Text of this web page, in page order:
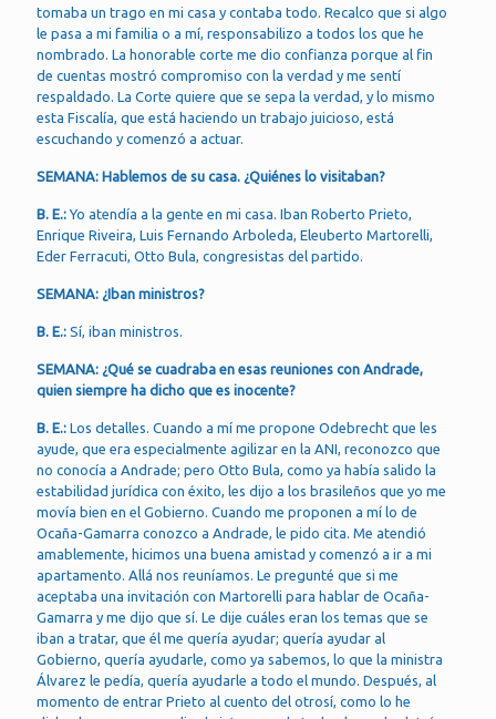
tomaba un trago en mi casa y contaba todo. Recalco que si algo
le pasa a mi familia o a mí, responsabilizo a todos los que he
nombrado. La honorable corte me dio confianza porque al fin
de cuentas mostró compromiso con la verdad y me sentí
respaldado. La Corte quiere que se sepa la verdad, y lo mismo
esta Fiscalía, que está haciendo un trabajo juicioso, está
escuchando y comenzó a actuar.
SEMANA: Hablemos de su casa. ¿Quiénes lo visitaban?
B. E.:Yo atendía a la gente en mi casa. Iban Roberto Prieto,
Enrique Riveira, Luis Fernando Arboleda, Eleuberto Martorelli,
Eder Ferracuti, Otto Bula, congresistas del partido.
SEMANA: ¿Iban ministros?
B. E.: Sí, iban ministros.
SEMANA: ¿Qué se cuadraba en esas reuniones con Andrade,
quien siempre ha dicho que es inocente?
B. E.: Los detalles. Cuando a mí me propone Odebrecht que les
ayude, que era especialmente agilizar en la ANI, reconozco que
no conocía a Andrade; pero Otto Bula, como ya había salido la
estabilidad jurídica con éxito, les dijo a los brasileños que yo me
movía bien en el Gobierno. Cuando me proponen a mí lo de
Ocaña-Gamarra conozco a Andrade, le pido cita. Me atendió
amablemente, hicimos una buena amistad y comenzó a ir a mi
apartamento. Allá nos reuníamos. Le pregunté que si me
aceptaba una invitación con Martorelli para hablar de Ocaña-
Gamarra y me dijo que sí. Le dije cuáles eran los temas que se
iban a tratar, que él me quería ayudar; quería ayudar al
Gobierno, quería ayudarle, como ya sabemos, lo que la ministra
Álvarez le pedía, quería ayudarle a todo el mundo. Después, al
momento de entrar Prieto al cuento del otrosí, como lo he